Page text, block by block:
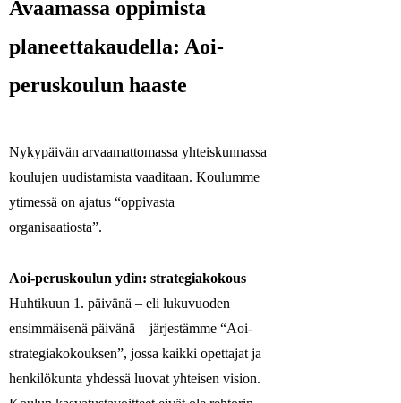
Avaamassa oppimista
planeettakaudella: Aoi-
peruskoulun haaste
Nykypäivän arvaamattomassa yhteiskunnassa
koulujen uudistamista vaaditaan. Koulumme
ytimessä on ajatus “oppivasta
organisaatiosta”.
Aoi-peruskoulun ydin: strategiakokous
Huhtikuun 1. päivänä – eli lukuvuoden
ensimmäisenä päivänä – järjestämme “Aoi-
strategiakokouksen”, jossa kaikki opettajat ja
henkilökunta yhdessä luovat yhteisen vision.